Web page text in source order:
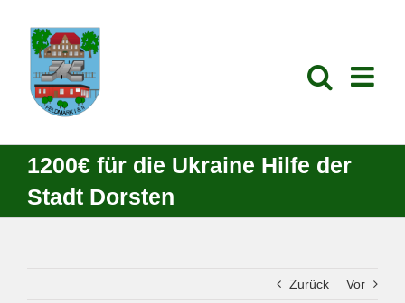
Inhalt
springen
1200€ für die Ukraine Hilfe der
Stadt Dorsten
Zurück Vor